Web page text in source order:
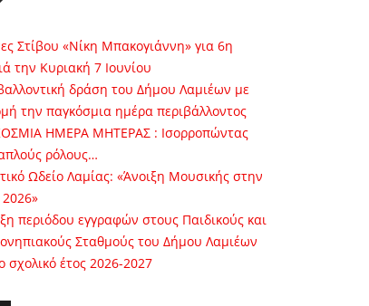
Στίβου «Νίκη Μπακογιάννη» για 6η
την Κυριακή 7 Ιουνίου
δράση του Δήμου Λαμιέων με
την παγκόσμια ημέρα περιβάλλοντος
ΗΜΕΡΑ ΜΗΤΕΡΑΣ : Ισορροπώντας
ρόλους…
Ωδείο Λαμίας: «Άνοιξη Μουσικής στην
περιόδου εγγραφών στους Παιδικούς και
Σταθμούς του Δήμου Λαμιέων
σχολικό έτος 2026-2027